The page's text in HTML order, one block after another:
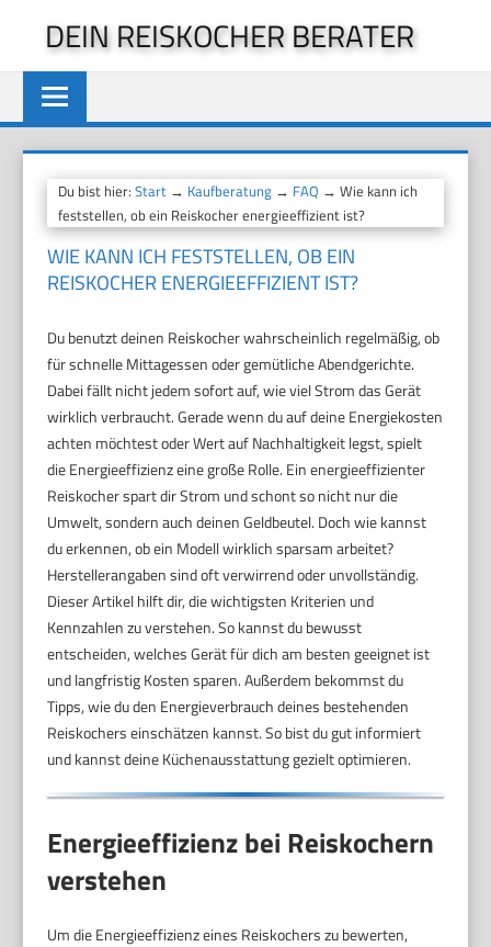
springen
DEIN REISKOCHER BERATER
Du bist hier:Start → Kaufberatung → FAQ → Wie kann ich
feststellen, ob ein Reiskocher energieeffizient ist?
WIE KANN ICH FESTSTELLEN, OB EIN
REISKOCHER ENERGIEEFFIZIENT IST?
Du benutzt deinen Reiskocher wahrscheinlich regelmäßig, ob
für schnelle Mittagessen oder gemütliche Abendgerichte.
Dabei fällt nicht jedem sofort auf, wie viel Strom das Gerät
wirklich verbraucht. Gerade wenn du auf deine Energiekosten
achten möchtest oder Wert auf Nachhaltigkeit legst, spielt
die Energieeffizienz eine große Rolle. Ein energieeffizienter
Reiskocher spart dir Strom und schont so nicht nur die
Umwelt, sondern auch deinen Geldbeutel. Doch wie kannst
du erkennen, ob ein Modell wirklich sparsam arbeitet?
Herstellerangaben sind oft verwirrend oder unvollständig.
Dieser Artikel hilft dir, die wichtigsten Kriterien und
Kennzahlen zu verstehen. So kannst du bewusst
entscheiden, welches Gerät für dich am besten geeignet ist
und langfristig Kosten sparen. Außerdem bekommst du
Tipps, wie du den Energieverbrauch deines bestehenden
Reiskochers einschätzen kannst. So bist du gut informiert
und kannst deine Küchenausstattung gezielt optimieren.
Energieeffizienz bei Reiskochern
verstehen
Um die Energieeffizienz eines Reiskochers zu bewerten,